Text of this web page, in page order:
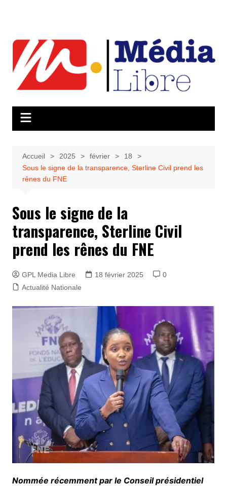
contenu
Accueil 2025 février
18
Sous le signe de la transparence, Sterline Civil prend les
rênes du FNE
Sous le signe de la
transparence, Sterline Civil
prend les rênes du FNE
GPL Media Libre 18 février 2025
0
Actualité Nationale
Nommée récemment par le Conseil présidentiel